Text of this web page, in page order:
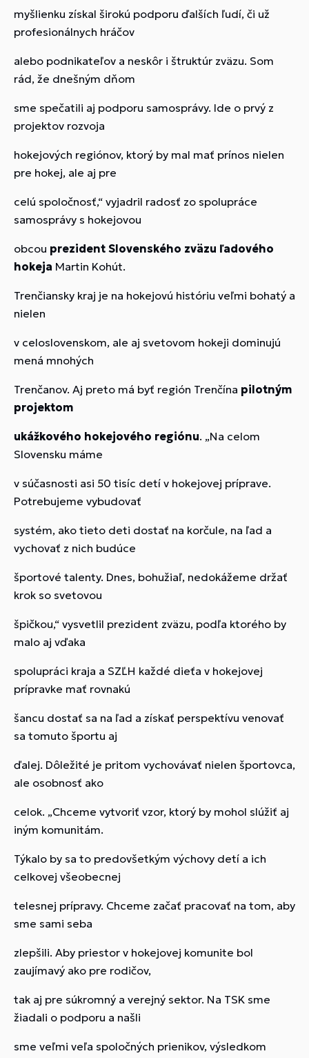
myšlienku získal širokú podporu ďalších ľudí, či už
profesionálnych hráčov
alebo podnikateľov a neskôr i štruktúr zväzu. Som
rád, že dnešným dňom
sme spečatili aj podporu samosprávy. Ide o prvý z
projektov rozvoja
hokejových regiónov, ktorý by mal mať prínos nielen
pre hokej, ale aj pre
celú spoločnosť,“ vyjadril radosť zo spolupráce
samosprávy s hokejovou
obcou prezident Slovenského zväzu ľadového
hokeja Martin Kohút.
Trenčiansky kraj je na hokejovú históriu veľmi bohatý a
nielen
v celoslovenskom, ale aj svetovom hokeji dominujú
mená mnohých
Trenčanov. Aj preto má byť región Trenčína pilotným
projektom
ukážkového hokejového regiónu. „Na celom
Slovensku máme
v súčasnosti asi 50 tisíc detí v hokejovej príprave.
Potrebujeme vybudovať
systém, ako tieto deti dostať na korčule, na ľad a
vychovať z nich budúce
športové talenty. Dnes, bohužiaľ, nedokážeme držať
krok so svetovou
špičkou,“ vysvetlil prezident zväzu, podľa ktorého by
malo aj vďaka
spolupráci kraja a SZĽH každé dieťa v hokejovej
prípravke mať rovnakú
šancu dostať sa na ľad a získať perspektívu venovať
sa tomuto športu aj
ďalej. Dôležité je pritom vychovávať nielen športovca,
ale osobnosť ako
celok. „Chceme vytvoriť vzor, ktorý by mohol slúžiť aj
iným komunitám.
Týkalo by sa to predovšetkým výchovy detí a ich
celkovej všeobecnej
telesnej prípravy. Chceme začať pracovať na tom, aby
sme sami seba
zlepšili. Aby priestor v hokejovej komunite bol
zaujímavý ako pre rodičov,
tak aj pre súkromný a verejný sektor. Na TSK sme
žiadali o podporu a našli
sme veľmi veľa spoločných prienikov, výsledkom